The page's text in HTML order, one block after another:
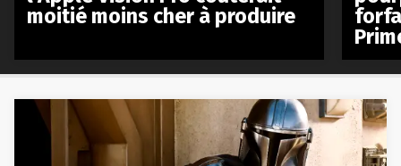
moitié moins cher à produire